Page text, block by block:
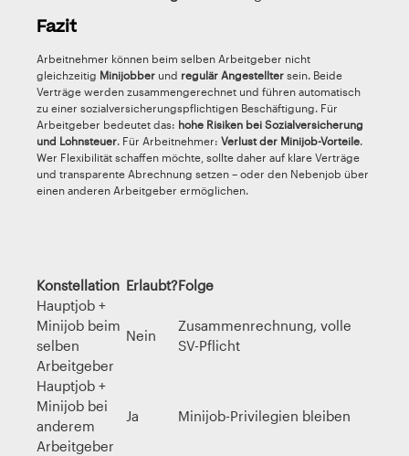
Fazit
Arbeitnehmer können beim selben Arbeitgeber nicht
gleichzeitig Minijobber und regulär Angestellter sein. Beide
Verträge werden zusammengerechnet und führen automatisch
zu einer sozialversicherungspflichtigen Beschäftigung. Für
Arbeitgeber bedeutet das: hohe Risiken bei Sozialversicherung
und Lohnsteuer. Für Arbeitnehmer: Verlust der Minijob-Vorteile.
Wer Flexibilität schaffen möchte, sollte daher auf klare Verträge
und transparente Abrechnung setzen – oder den Nebenjob über
einen anderen Arbeitgeber ermöglichen.
Konstellation Erlaubt?Folge
Hauptjob +
Minijob beim
selben
Arbeitgeber
Nein
Zusammenrechnung, volle
SV-Pflicht
Hauptjob +
Minijob bei
anderem
Arbeitgeber
Ja Minijob-Privilegien bleiben